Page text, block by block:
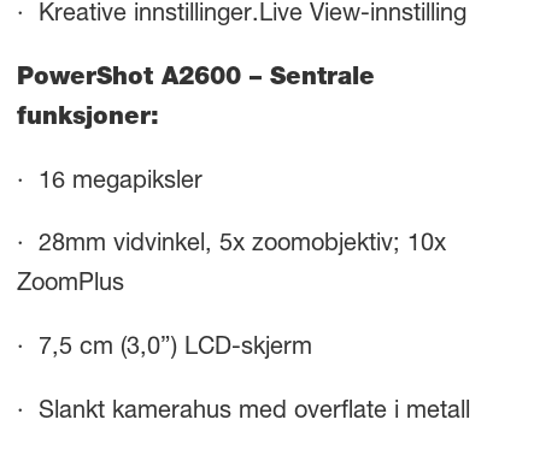
· Kreative innstillinger.Live View-innstilling
PowerShot A2600 – Sentrale
funksjoner:
· 16 megapiksler
· 28mm vidvinkel, 5x zoomobjektiv; 10x
ZoomPlus
· 7,5 cm (3,0”) LCD-skjerm
· Slankt kamerahus med overflate i metall